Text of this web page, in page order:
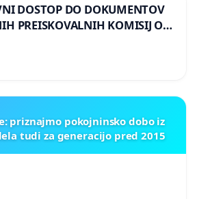
DOSTOP DO DOKUMENTOV
PREISKOVALNIH KOMISIJ O
Z OROŽJEM
priznajmo pokojninsko dobo iz
tudi za generacijo pred 2015